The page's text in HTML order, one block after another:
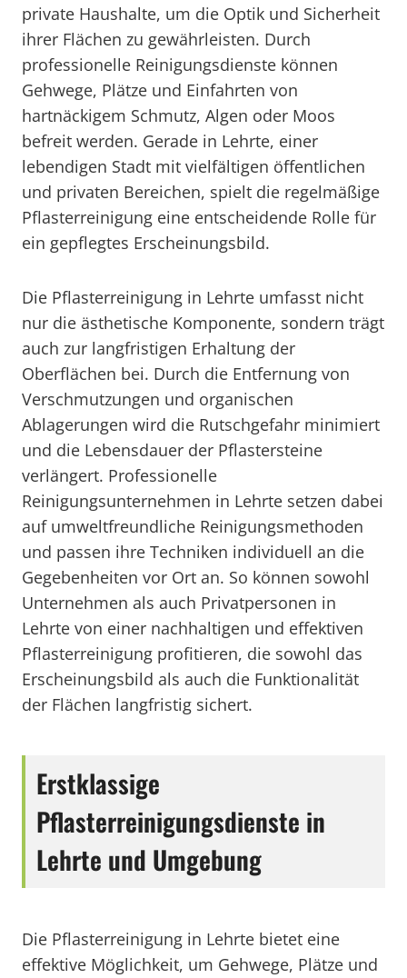
private Haushalte, um die Optik und Sicherheit
ihrer Flächen zu gewährleisten. Durch
professionelle Reinigungsdienste können
Gehwege, Plätze und Einfahrten von
hartnäckigem Schmutz, Algen oder Moos
befreit werden. Gerade in Lehrte, einer
lebendigen Stadt mit vielfältigen öffentlichen
und privaten Bereichen, spielt die regelmäßige
Pflasterreinigung eine entscheidende Rolle für
ein gepflegtes Erscheinungsbild.
Die Pflasterreinigung in Lehrte umfasst nicht
nur die ästhetische Komponente, sondern trägt
auch zur langfristigen Erhaltung der
Oberflächen bei. Durch die Entfernung von
Verschmutzungen und organischen
Ablagerungen wird die Rutschgefahr minimiert
und die Lebensdauer der Pflastersteine
verlängert. Professionelle
Reinigungsunternehmen in Lehrte setzen dabei
auf umweltfreundliche Reinigungsmethoden
und passen ihre Techniken individuell an die
Gegebenheiten vor Ort an. So können sowohl
Unternehmen als auch Privatpersonen in
Lehrte von einer nachhaltigen und effektiven
Pflasterreinigung profitieren, die sowohl das
Erscheinungsbild als auch die Funktionalität
der Flächen langfristig sichert.
Erstklassige
Pflasterreinigungsdienste in
Lehrte und Umgebung
Die Pflasterreinigung in Lehrte bietet eine
effektive Möglichkeit, um Gehwege, Plätze und